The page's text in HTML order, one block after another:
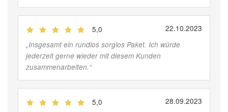
5,0 22.10.2023
„Insgesamt ein rundlos sorglos Paket. Ich würde
jederzeit gerne wieder mit diesem Kunden
zusammenarbeiten.“
5,0 28.09.2023